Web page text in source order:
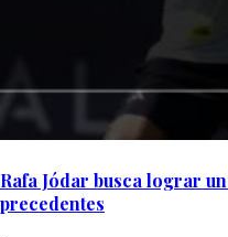
Rafa Jódar busca lograr
precedentes